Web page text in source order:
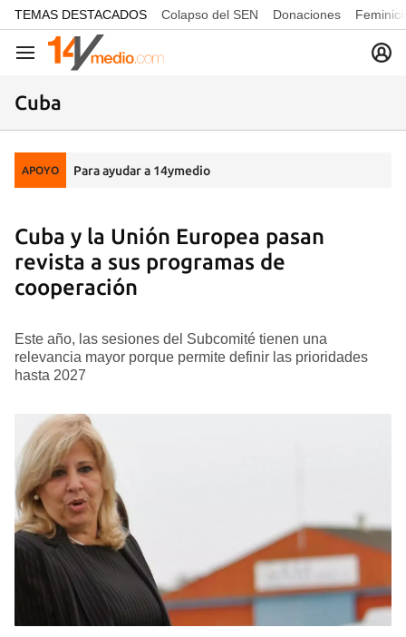
common.go-to-content
TEMAS DESTACADOS Colapso del SEN Donaciones
Navegación
Cuba
APOYO Para ayudar a 14ymedio
Cuba y la Unión Europea pasan
revista a sus programas de
cooperación
Este año, las sesiones del Subcomité tienen una
relevancia mayor porque permite definir las prioridades
hasta 2027